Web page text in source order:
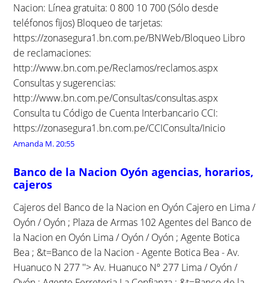
Nacion: Línea gratuita: 0 800 10 700 (Sólo desde
teléfonos fijos) Bloqueo de tarjetas:
https://zonasegura1.bn.com.pe/BNWeb/Bloqueo Libro
de reclamaciones:
http://www.bn.com.pe/Reclamos/reclamos.aspx
Consultas y sugerencias:
http://www.bn.com.pe/Consultas/consultas.aspx
Consulta tu Código de Cuenta Interbancario CCI:
https://zonasegura1.bn.com.pe/CCIConsulta/Inicio
Amanda M. 20:55
Banco de la Nacion Oyón agencias, horarios,
cajeros
Cajeros del Banco de la Nacion en Oyón Cajero en Lima /
Oyón / Oyón ; Plaza de Armas 102 Agentes del Banco de
la Nacion en Oyón Lima / Oyón / Oyón ; Agente Botica
Bea ; &t=Banco de la Nacion - Agente Botica Bea - Av.
Huanuco N 277 ''> Av. Huanuco Nº 277 Lima / Oyón /